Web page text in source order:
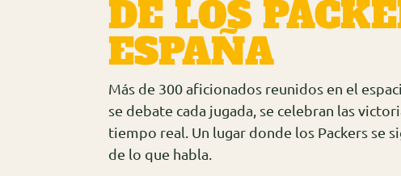
DE LOS
ESPAÑA
Más de 300 aficionados reunidos en el
se debate cada jugada, se celebran las
tiempo real. Un lugar donde los Packers se
de lo que habla.